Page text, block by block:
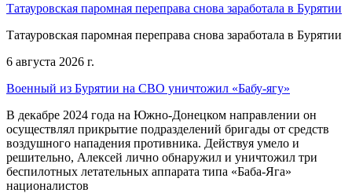
Татауровская паромная переправа снова заработала в Бурятии
Татауровская паромная переправа снова заработала в Бурятии
6 августа 2026 г.
Военный из Бурятии на СВО уничтожил «Бабу-ягу»
В декабре 2024 года на Южно-Донецком направлении он
осуществлял прикрытие подразделений бригады от средств
воздушного нападения противника. Действуя умело и
решительно, Алексей лично обнаружил и уничтожил три
беспилотных летательных аппарата типа «Баба-Яга»
националистов